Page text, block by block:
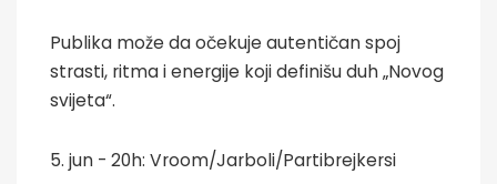
Publika može da očekuje autentičan spoj
strasti, ritma i energije koji definišu duh „Novog
svijeta“.
5. jun - 20h: Vroom/Jarboli/Partibrejkersi